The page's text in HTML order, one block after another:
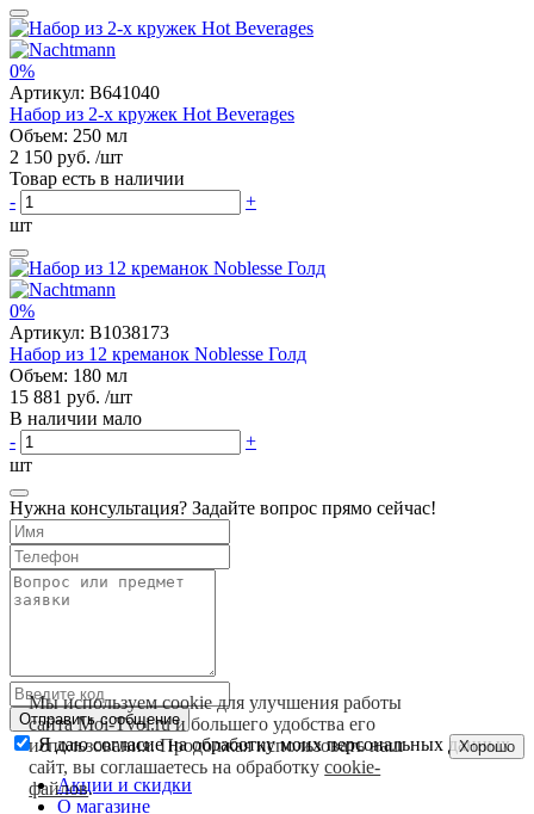
0%
Артикул: B641040
Набор из 2-х кружек Hot Beverages
Объем: 250 мл
2 150 руб. /шт
Товар есть в наличии
-
+
шт
0%
Артикул: B1038173
Набор из 12 креманок Noblesse Голд
Объем: 180 мл
15 881 руб. /шт
В наличии мало
-
+
шт
Нужна консультация? Задайте вопрос прямо сейчас!
Отправить сообщение
Я даю согласие на обработку моих персональных данных
Акции и скидки
О магазине
Мы используем cookie для улучшения работы
сайта Moi-Tvoi.ru и большего удобства его
использования. Продолжая использовать наш
сайт, вы соглашаетесь на обработкуcookie-
файлов.
Хорошо